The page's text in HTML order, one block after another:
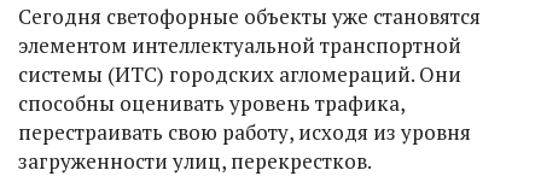
Сегодня светофорные объекты уже становятся
элементом интеллектуальной транспортной
системы (ИТС) городских агломераций. Они
способны оценивать уровень трафика,
перестраивать свою работу, исходя из уровня
загруженности улиц, перекрестков.